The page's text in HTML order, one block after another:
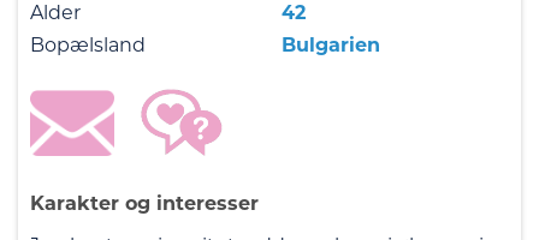
Alder
42
Bopælsland
Bulgarien
Karakter og interesser